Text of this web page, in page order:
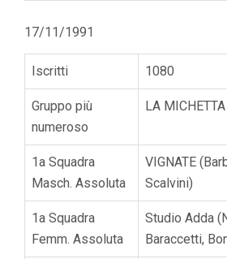
17/11/1991
Iscritti 1080
Gruppo più
numeroso
LA
1a Squadra
Masch. Assoluta
VIGNATE
Scalvini)
1a Squadra
Femm. Assoluta
Studio Adda
Baraccetti,